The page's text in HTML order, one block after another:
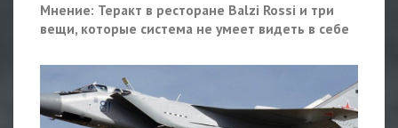
Мнение: Теракт в ресторане Balzi Rossi и три
вещи, которые система не умеет видеть в себе